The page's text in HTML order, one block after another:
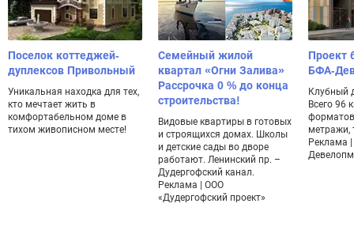
Поселок коттеджей-
дуплексов Привольный
Уникальная находка для тех,
кто мечтает жить в
комфортабельном доме в
тихом живописном месте!
Семейный жилой
квартал «Огни Залива»
Рассрочка 0 % до конца
строительства!
Видовые квартиры в готовых
и строящихся домах. Школы
и детские сады во дворе
работают. Ленинский пр. –
Дудергофский канал.
Реклама | ООО
«Дудергофский проект»
Проект
БФА-
Клубный
Всего 96
метражи,
Реклама